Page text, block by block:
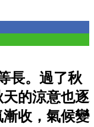
長。過了秋
的涼意也逐
收，氣候變